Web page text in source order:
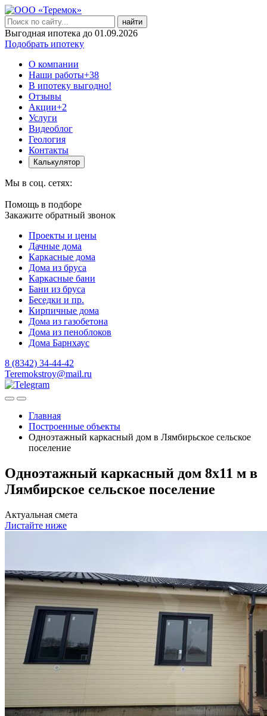
найти
Выгодная ипотека до 01.09.2026
Подобрать ипотеку
О компании
Наши работы+38
В ипотеку выгодно!
Отзывы
Акции+2
Услуги
Видеоблог
Геология
Контакты
Калькулятор
Мы в соц. сетях:
Помощь в подборе
Закажите обратный звонок
Проекты и цены
Дачные дома
Каркасные дома
Дома из бруса
Каркасные бани
Бани из бруса
Беседки и пр.
Кирпичные дома
Дома из газобетона
Дома из пеноблоков
Дома Барнхаус
8 (8342) 34-44-42
Teremokstroy@mail.ru
Главная
Построенные объекты
Одноэтажный каркасный дом в Лямбирьское сельское
поселение
Одноэтажный каркасный дом 8х11 м в
Лямбирское сельское поселение
Актуальная смета
Листайте ниже